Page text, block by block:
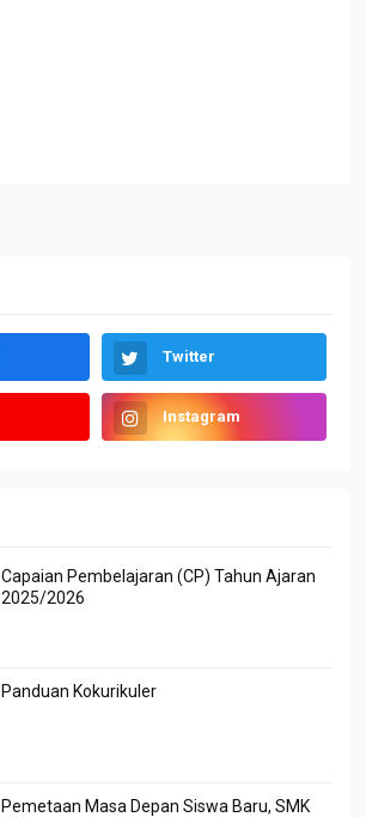
Twitter
Instagram
Capaian Pembelajaran (CP) Tahun Ajaran
2025/2026
Panduan Kokurikuler
Pemetaan Masa Depan Siswa Baru, SMK